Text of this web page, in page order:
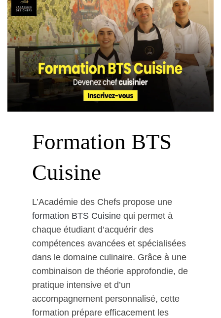
Formation BTS
Cuisine
L’Académie des Chefs propose une
formation BTS Cuisine qui permet à
chaque étudiant d’acquérir des
compétences avancées et spécialisées
dans le domaine culinaire. Grâce à une
combinaison de théorie approfondie, de
pratique intensive et d’un
accompagnement personnalisé, cette
formation prépare efficacement les